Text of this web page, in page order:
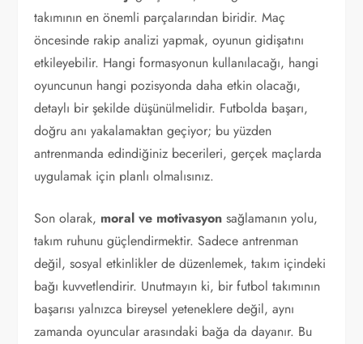
takımının en önemli parçalarından biridir. Maç
öncesinde rakip analizi yapmak, oyunun gidişatını
etkileyebilir. Hangi formasyonun kullanılacağı, hangi
oyuncunun hangi pozisyonda daha etkin olacağı,
detaylı bir şekilde düşünülmelidir. Futbolda başarı,
doğru anı yakalamaktan geçiyor; bu yüzden
antrenmanda edindiğiniz becerileri, gerçek maçlarda
uygulamak için planlı olmalısınız.
Son olarak, moral ve motivasyon sağlamanın yolu,
takım ruhunu güçlendirmektir. Sadece antrenman
değil, sosyal etkinlikler de düzenlemek, takım içindeki
bağı kuvvetlendirir. Unutmayın ki, bir futbol takımının
başarısı yalnızca bireysel yeteneklere değil, aynı
zamanda oyuncular arasındaki bağa da dayanır. Bu